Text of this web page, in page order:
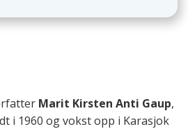
Marit Kirsten Anti Gaup,
i 1960 og vokst opp i Karasjok